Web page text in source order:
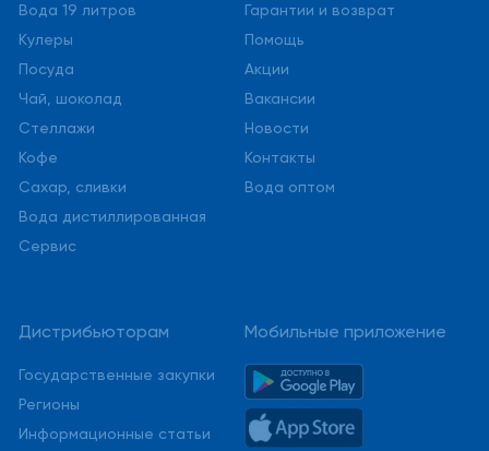
Вода 19 литров
Кулеры
Посуда
Чай, шоколад
Стеллажи
Кофе
Сахар, сливки
Вода дистиллированная
Сервис
Гарантии и возврат
Помощь
Акции
Вакансии
Новости
Контакты
Вода оптом
Дистрибьюторам
Государственные закупки
Регионы
Информационные статьи
Мобильные приложение